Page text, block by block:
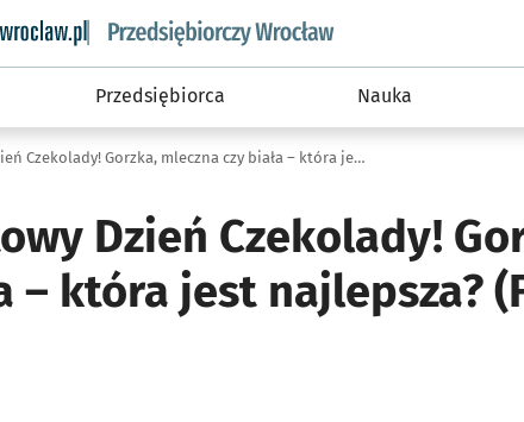
informacyjny wroclaw.pl podserwis: Strategia rozwoju
Przedsiębiorca Nauka
Dzisiaj jest Światowy Dzień Czekolady! Gorzka, mleczna czy biała – która jest najlepsza? (FILM, ZDJĘCIA)
Dzień Czekolady!
– która jest najlepsza?